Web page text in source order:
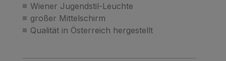
Wiener Jugendstil-Leuchte
großer Mittelschirm
Qualität in Österreich hergestellt